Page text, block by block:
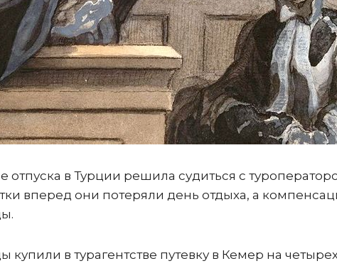
отпуска в Турции решила судиться с
вперед они потеряли день отдыха, а
купили в турагентстве путевку в Кемер на